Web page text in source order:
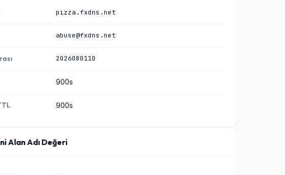
pizza.fxdns.net
abuse@fxdns.net
2026080110
900s
900s
Alan Adı Değeri